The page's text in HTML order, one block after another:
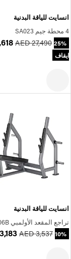
انسايت للياقة البدنية
4 محطة جيم SA023
AED 27,490 25%
ايقاف
انسايت للياقة البدنية
تراجع المقعد الأولمبي DR006B
AED 3,537 10% ايقاف